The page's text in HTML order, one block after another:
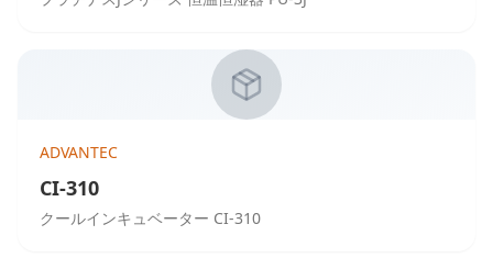
ADVANTEC
CI-310
クールインキュベーター CI-310